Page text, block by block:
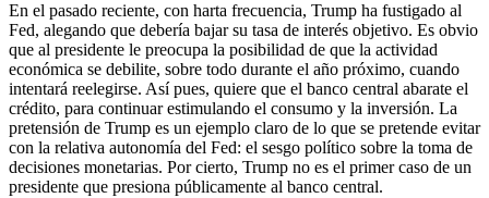
En el pasado reciente, con harta frecuencia, Trump ha fustigado al
Fed, alegando que debería bajar su tasa de interés objetivo. Es obvio
que al presidente le preocupa la posibilidad de que la actividad
económica se debilite, sobre todo durante el año próximo, cuando
intentará reelegirse. Así pues, quiere que el banco central abarate el
crédito, para continuar estimulando el consumo y la inversión. La
pretensión de Trump es un ejemplo claro de lo que se pretende evitar
con la relativa autonomía del Fed: el sesgo político sobre la toma de
decisiones monetarias. Por cierto, Trump no es el primer caso de un
presidente que presiona públicamente al banco central.